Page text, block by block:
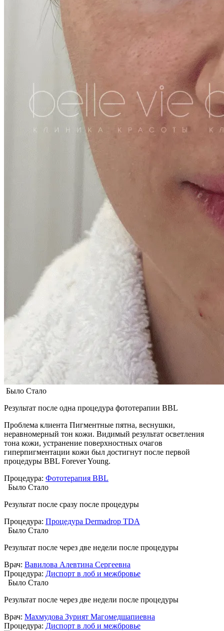
Было Стало
Результат после одна процедура фототерапии BBL
Проблема клиента Пигментные пятна, веснушки,
неравномерный тон кожи. Видимый результат осветления
тона кожи, устранение поверхностных очагов
гиперпигментации кожи был достигнут после первой
процедуры BBL Forever Young.
Процедура: Фототерапия BBL
Было Стало
Результат после сразу после процедуры
Процедура: Процедура Dermadrop TDA
Было Стало
Результат после через две недели после процедуры
Врач: Вавилова Алевтина Сергеевна
Процедура: Диспорт в лоб и межбровье
Было Стало
Результат после через две недели после процедуры
Врач: Махмудова Зурият Магомедшапиевна
Процедура: Диспорт в лоб и межбровье